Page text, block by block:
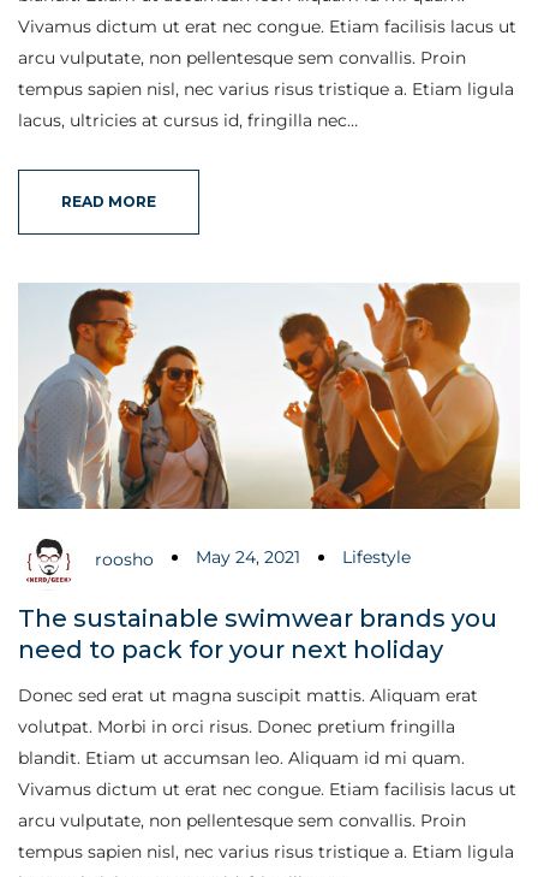
Vivamus dictum ut erat nec congue. Etiam facilisis lacus ut
arcu vulputate, non pellentesque sem convallis. Proin
tempus sapien nisl, nec varius risus tristique a. Etiam ligula
lacus, ultricies at cursus id, fringilla nec…
READ MORE
roosho May 24, 2021 Lifestyle
The sustainable swimwear brands you
need to pack for your next holiday
Donec sed erat ut magna suscipit mattis. Aliquam erat
volutpat. Morbi in orci risus. Donec pretium fringilla
blandit. Etiam ut accumsan leo. Aliquam id mi quam.
Vivamus dictum ut erat nec congue. Etiam facilisis lacus ut
arcu vulputate, non pellentesque sem convallis. Proin
tempus sapien nisl, nec varius risus tristique a. Etiam ligula